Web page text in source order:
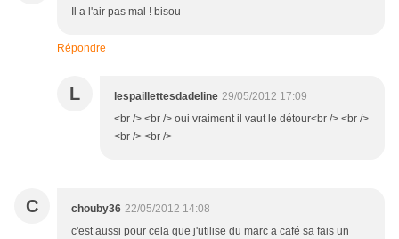
Il a l'air pas mal ! bisou
Répondre
L lespaillettesdadeline 29/05/2012 17:09
<br /> <br /> oui vraiment il vaut le détour<br /> <br />
<br /> <br />
C chouby36 22/05/2012 14:08
c'est aussi pour cela que j'utilise du marc a café sa fais un